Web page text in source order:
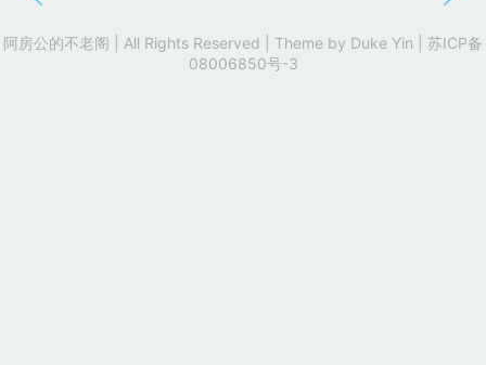
阿房公的不老阁 | All Rights Reserved | Theme by Duke Yin
苏ICP备
08006850号-3